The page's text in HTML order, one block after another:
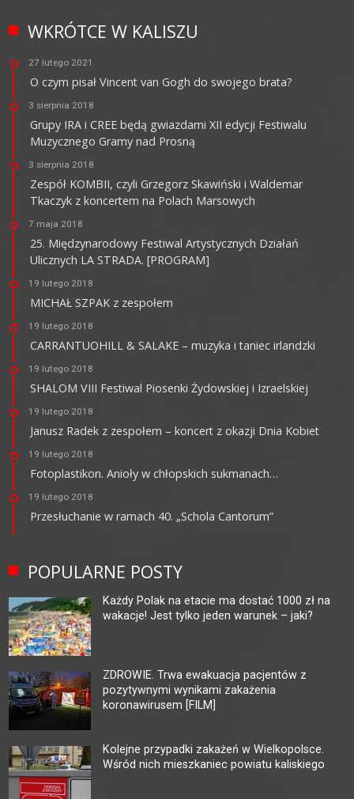
WKRÓTCE W KALISZU
27 lutego 2021
O czym pisał Vincent van Gogh do swojego brata?
3 sierpnia 2018
Grupy IRA i CREE będą gwiazdami XII edycji Festiwalu
Muzycznego Gramy nad Prosną
3 sierpnia 2018
Zespół KOMBII, czyli Grzegorz Skawiński i Waldemar
Tkaczyk z koncertem na Polach Marsowych
7 maja 2018
25. Międzynarodowy Festiwal Artystycznych Działań
Ulicznych LA STRADA. [PROGRAM]
19 lutego 2018
MICHAŁ SZPAK z zespołem
19 lutego 2018
CARRANTUOHILL & SALAKE – muzyka i taniec irlandzki
19 lutego 2018
SHALOM VIII Festiwal Piosenki Żydowskiej i Izraelskiej
19 lutego 2018
Janusz Radek z zespołem – koncert z okazji Dnia Kobiet
19 lutego 2018
Fotoplastikon. Anioły w chłopskich sukmanach…
19 lutego 2018
Przesłuchanie w ramach 40. „Schola Cantorum”
POPULARNE POSTY
Każdy Polak na etacie ma dostać 1000 zł na
wakacje! Jest tylko jeden warunek – jaki?
ZDROWIE. Trwa ewakuacja pacjentów z
pozytywnymi wynikami zakażenia
koronawirusem [FILM]
Kolejne przypadki zakażeń w Wielkopolsce.
Wśród nich mieszkaniec powiatu kaliskiego